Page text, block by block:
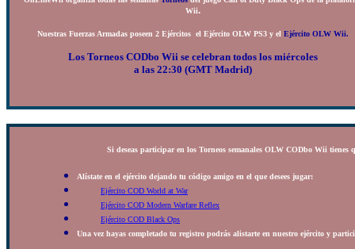
Wii.
Nuestras Fuerzas Armadas poseen 2 Ejércitos el Ejército OLW PS3 y el Ejército OLW Wii.
Los Torneos CODbo Wii se celebran todos los miércoles
a las 22:30 (GMT Madrid)
Si deseas participar en los Torneos semanales OLW CODbo Wii tienes
Alístate en el ejército dejando tu código amigo en el que desees jugar:
Ejército COD World at War
Ejército COD Modern Warfare Reflex
Ejército COD Black Ops
Una vez hayas completado tu registro podrás alistarte en nuestro ejército y